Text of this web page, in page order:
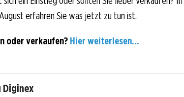
erfahren Sie was jetzt zu tun ist.
oder verkaufen? Hier weiterlesen...
Diginex